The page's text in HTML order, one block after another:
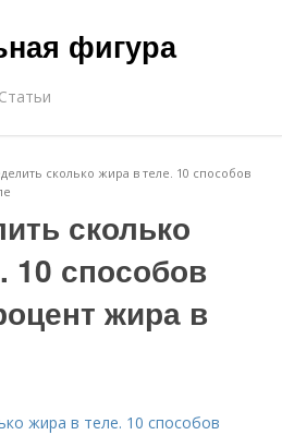
фигура
Статьи
сколько жира в теле. 10 способов
сколько
10 способов
жира в
жира в теле. 10 способов